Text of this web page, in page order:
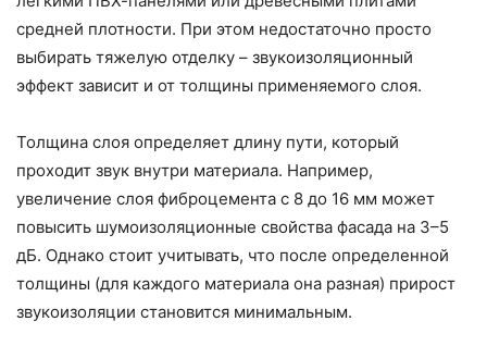
средней плотности. При этом недостаточно просто
выбирать тяжелую отделку – звукоизоляционный
эффект зависит и от толщины применяемого слоя.
Толщина слоя определяет длину пути, который
проходит звук внутри материала. Например,
увеличение слоя фиброцемента с 8 до 16 мм может
повысить шумоизоляционные свойства фасада на 3–5
дБ. Однако стоит учитывать, что после определенной
толщины (для каждого материала она разная) прирост
звукоизоляции становится минимальным.